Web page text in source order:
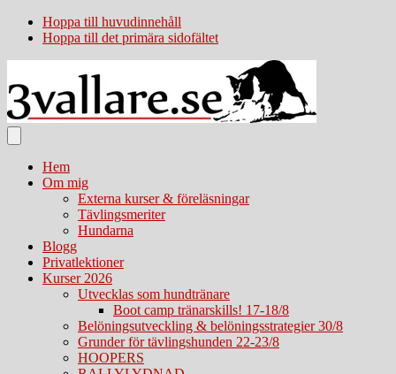
Hoppa till huvudinnehåll
Hoppa till det primära sidofältet
Hem
Om mig
Externa kurser & föreläsningar
Tävlingsmeriter
Hundarna
Blogg
Privatlektioner
Kurser 2026
Utvecklas som hundtränare
Boot camp tränarskills! 17-18/8
Belöningsutveckling & belöningsstrategier 30/8
Grunder för tävlingshunden 22-23/8
HOOPERS